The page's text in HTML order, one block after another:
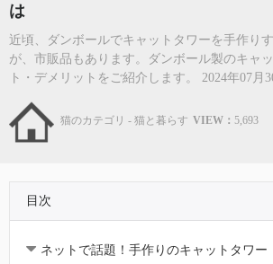
は
近頃、ダンボールでキャットタワーを手作り
が、市販品もあります。ダンボール製のキャ
ト・デメリットをご紹介します。 2024年07月
猫のカテゴリ - 猫と暮らす VIEW： 5,693
目次
ネットで話題！手作りのキャットタワー